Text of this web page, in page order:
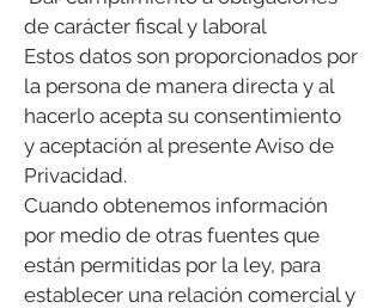
de carácter fiscal y laboral
Estos datos son proporcionados por
la persona de manera directa y al
hacerlo acepta su consentimiento
y aceptación al presente Aviso de
Privacidad.
Cuando obtenemos información
por medio de otras fuentes que
están permitidas por la ley, para
establecer una relación comercial y